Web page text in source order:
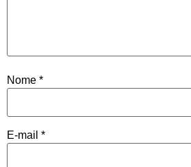
Nome *
E-mail *